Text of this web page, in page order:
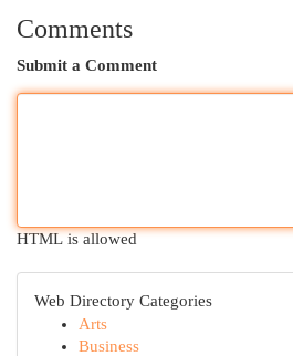
Comments
Submit a Comment
HTML is allowed
Web Directory Categories
Arts
Business